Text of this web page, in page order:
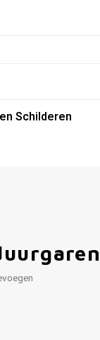
Schilderen